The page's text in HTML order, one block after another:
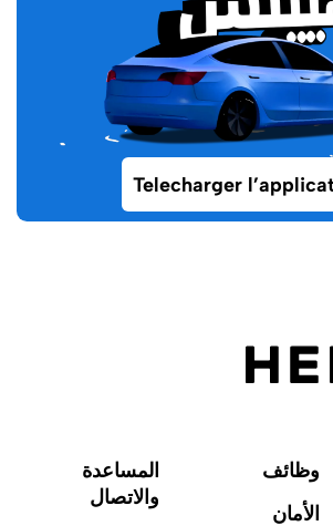
Telecharger
وظائف
الأمان
المساعدة
والاتصال